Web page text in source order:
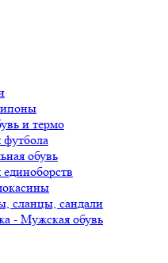
и термо
футбола
обувь
сланцы, сандали
- Мужская обувь